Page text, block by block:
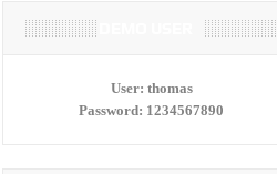
User: thomas
Password: 1234567890